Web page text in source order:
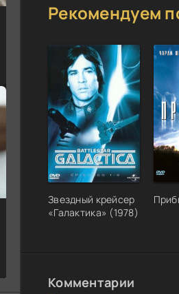
Звёздный сигнал / Signal
SDR, 8-bit] [MVO]
Звёздный сигнал /
[MVO]
Рекомендуем
Звездный крейсер
«Галактика» (1978)
Комментарии